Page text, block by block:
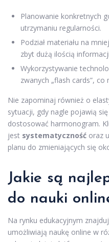
Planowanie konkretnych
utrzymaniu regularności.
Podział materiału na
zbyt dużą ilością
Wykorzystywanie
zwanych „flash cards”,
Nie zapominaj również o
sytuacji, gdy nagle pojawią
dostosować harmonogram.
jest systematyczność oraz
planu do zmieniających się
Jakie są
do nauki
Na rynku edukacyjnym
umożliwiają naukę online w